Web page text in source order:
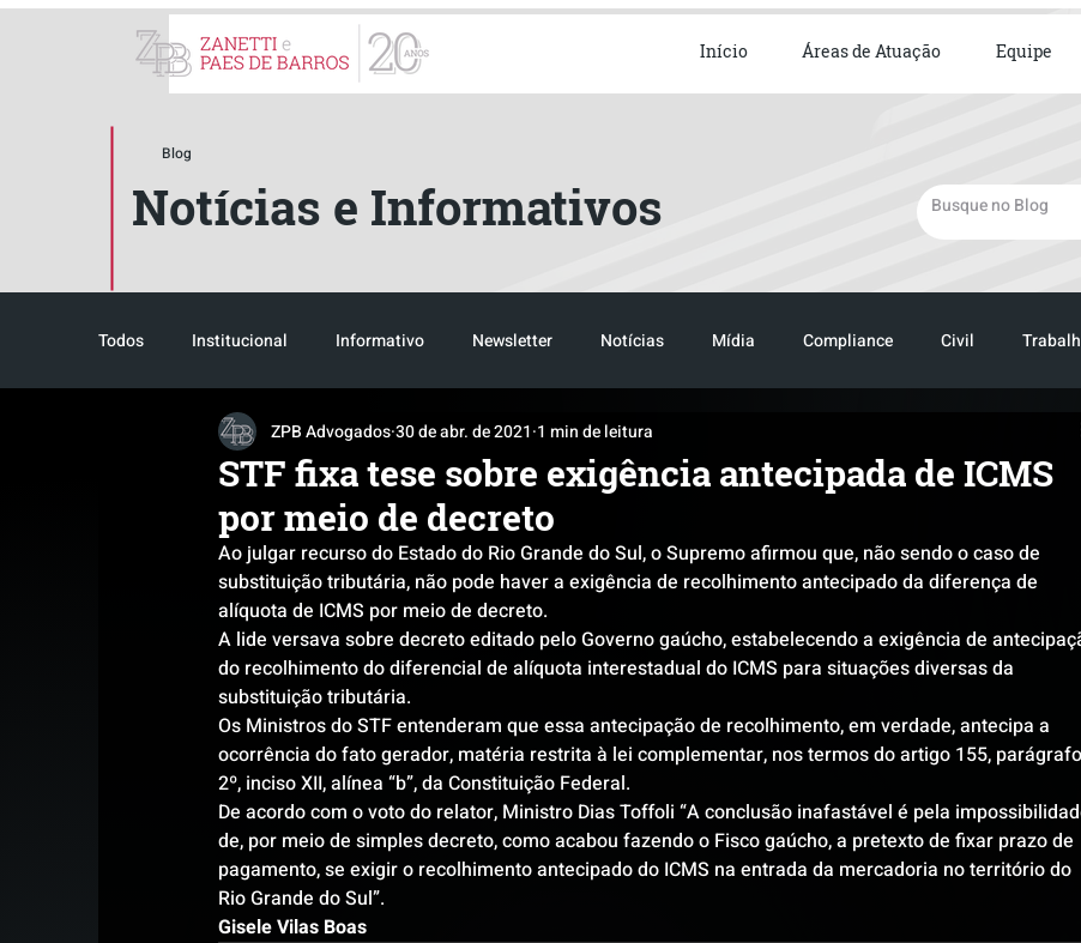
Início Áreas de Atuação Equipe
Blog
Notícias e Informativos
Todos Institucional Informativo Newsletter Notícias Mídia Compliance Civil
Reconhecimento Tributário Pós-evento TRANSPORTE
STF fixa tese sobre exigência antecipada de ICMS
por meio de decreto
ZPB Advogados30 de abr. de 2021 1 min de leitura
Ao julgar recurso do Estado do Rio Grande do Sul, o Supremo afirmou que, não sendo o caso de
substituição tributária, não pode haver a exigência de recolhimento antecipado da diferença de
alíquota de ICMS por meio de decreto.
A lide versava sobre decreto editado pelo Governo gaúcho, estabelecendo a exigência de
do recolhimento do diferencial de alíquota interestadual do ICMS para situações diversas da
substituição tributária.
Os Ministros do STF entenderam que essa antecipação de recolhimento, em verdade, antecipa a
ocorrência do fato gerador, matéria restrita à lei complementar, nos termos do artigo 155, parágrafo
2º, inciso XII, alínea “b”, da Constituição Federal.
De acordo com o voto do relator, Ministro Dias Toffoli “A conclusão inafastável é pela
de, por meio de simples decreto, como acabou fazendo o Fisco gaúcho, a pretexto de fixar prazo de
pagamento, se exigir o recolhimento antecipado do ICMS na entrada da mercadoria no território do
Rio Grande do Sul”.
Gisele Vilas Boas